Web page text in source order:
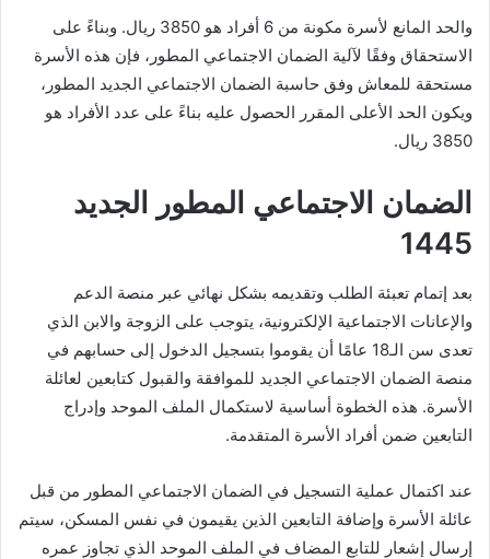
والحد المانع لأسرة مكونة من 6 أفراد هو 3850 ريال. وبناءً على
الاستحقاق وفقًا لآلية الضمان الاجتماعي المطور، فإن هذه الأسرة
مستحقة للمعاش وفق حاسبة الضمان الاجتماعي الجديد المطور،
ويكون الحد الأعلى المقرر الحصول عليه بناءً على عدد الأفراد هو
3850 ريال.
الضمان الاجتماعي المطور الجديد
1445
بعد إتمام تعبئة الطلب وتقديمه بشكل نهائي عبر منصة الدعم
والإعانات الاجتماعية الإلكترونية، يتوجب على الزوجة والابن الذي
تعدى سن الـ18 عامًا أن يقوموا بتسجيل الدخول إلى حسابهم في
منصة الضمان الاجتماعي الجديد للموافقة والقبول كتابعين لعائلة
الأسرة. هذه الخطوة أساسية لاستكمال الملف الموحد وإدراج
التابعين ضمن أفراد الأسرة المتقدمة.
عند اكتمال عملية التسجيل في الضمان الاجتماعي المطور من قبل
عائلة الأسرة وإضافة التابعين الذين يقيمون في نفس المسكن، سيتم
إرسال إشعار للتابع المضاف في الملف الموحد الذي تجاوز عمره